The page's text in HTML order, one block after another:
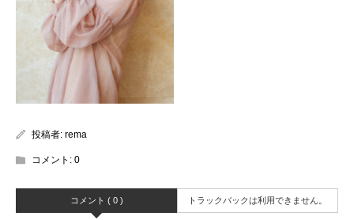
投稿者: rema
コメント: 0
コメント ( 0 ) トラックバックは利用できません。